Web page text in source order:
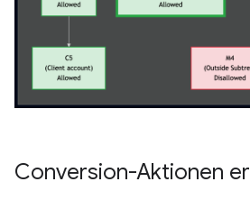
Conversion-Aktionen